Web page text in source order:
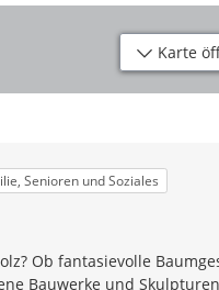
Karte
Senioren und Soziales
Ob fantasievolle
Bauwerke und